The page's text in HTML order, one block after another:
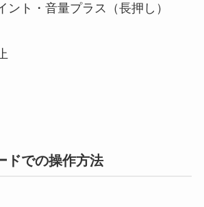
ト・音量プラス（長押し）
ドでの操作方法